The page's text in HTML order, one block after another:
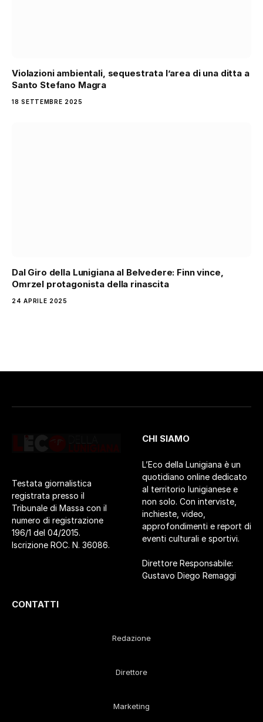
Violazioni ambientali, sequestrata l’area di una ditta a
Santo Stefano Magra
18 SETTEMBRE 2025
Dal Giro della Lunigiana al Belvedere: Finn vince,
Omrzel protagonista della rinascita
24 APRILE 2025
Testata giornalistica
registrata presso il
Tribunale di Massa con il
numero di registrazione
196/1 del 04/2015.
Iscrizione ROC. N. 36086.
CHI SIAMO
L’Eco della Lunigiana è un
quotidiano online dedicato
al territorio lunigianese e
non solo. Con interviste,
inchieste, video,
approfondimenti e report di
eventi culturali e sportivi.
Direttore Responsabile:
Gustavo Diego Remaggi
CONTATTI
Redazione
Direttore
Marketing